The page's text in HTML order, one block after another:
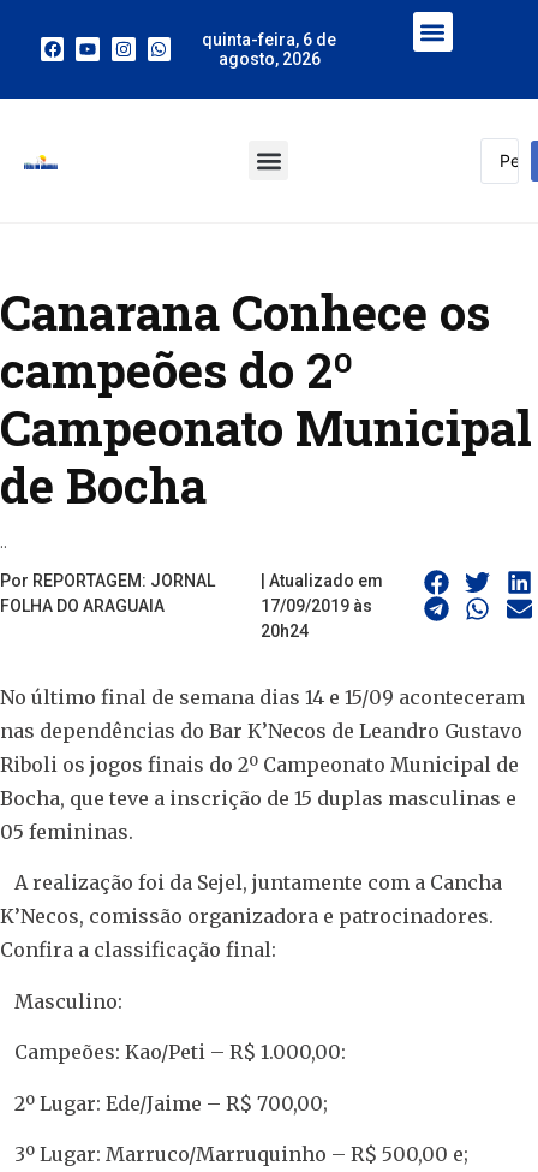
quinta-feira, 6 de
agosto, 2026
Canarana Conhece os
campeões do 2º
Campeonato Municipal
de Bocha
..
Por REPORTAGEM: JORNAL
FOLHA DO ARAGUAIA
| Atualizado em
17/09/2019 às
20h24
No último final de semana dias 14 e 15/09 aconteceram
nas dependências do Bar K’Necos de Leandro Gustavo
Riboli os jogos finais do 2º Campeonato Municipal de
Bocha, que teve a inscrição de 15 duplas masculinas e
05 femininas.
A realização foi da Sejel, juntamente com a Cancha
K’Necos, comissão organizadora e patrocinadores.
Confira a classificação final:
Masculino:
Campeões: Kao/Peti – R$ 1.000,00:
2º Lugar: Ede/Jaime – R$ 700,00;
3º Lugar: Marruco/Marruquinho – R$ 500,00 e;